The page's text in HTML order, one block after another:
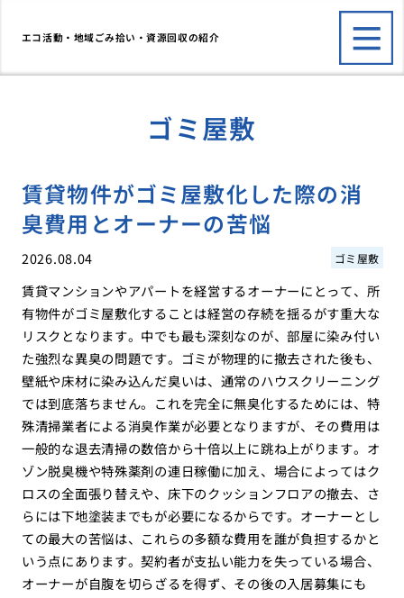
エコ活動・地域ごみ拾い・資源回収の紹介
ゴミ屋敷
賃貸物件がゴミ屋敷化した際の消
臭費用とオーナーの苦悩
2026.08.04 ゴミ屋敷
賃貸マンションやアパートを経営するオーナーにとって、所
有物件がゴミ屋敷化することは経営の存続を揺るがす重大な
リスクとなります。中でも最も深刻なのが、部屋に染み付い
た強烈な異臭の問題です。ゴミが物理的に撤去された後も、
壁紙や床材に染み込んだ臭いは、通常のハウスクリーニング
では到底落ちません。これを完全に無臭化するためには、特
殊清掃業者による消臭作業が必要となりますが、その費用は
一般的な退去清掃の数倍から十倍以上に跳ね上がります。オ
ゾン脱臭機や特殊薬剤の連日稼働に加え、場合によってはク
ロスの全面張り替えや、床下のクッションフロアの撤去、さ
らには下地塗装までもが必要になるからです。オーナーとし
ての最大の苦悩は、これらの多額な費用を誰が負担するかと
いう点にあります。契約者が支払い能力を失っている場合、
オーナーが自腹を切らざるを得ず、その後の入居募集にも